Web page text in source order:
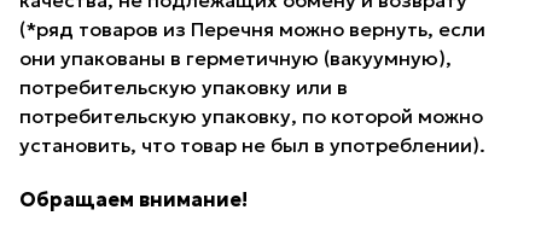
(*ряд товаров из Перечня можно вернуть, если
они упакованы в герметичную (вакуумную),
потребительскую упаковку или в
потребительскую упаковку, по которой можно
установить, что товар не был в употреблении).
Обращаем внимание!